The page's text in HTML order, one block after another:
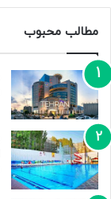
مطالب محبوب